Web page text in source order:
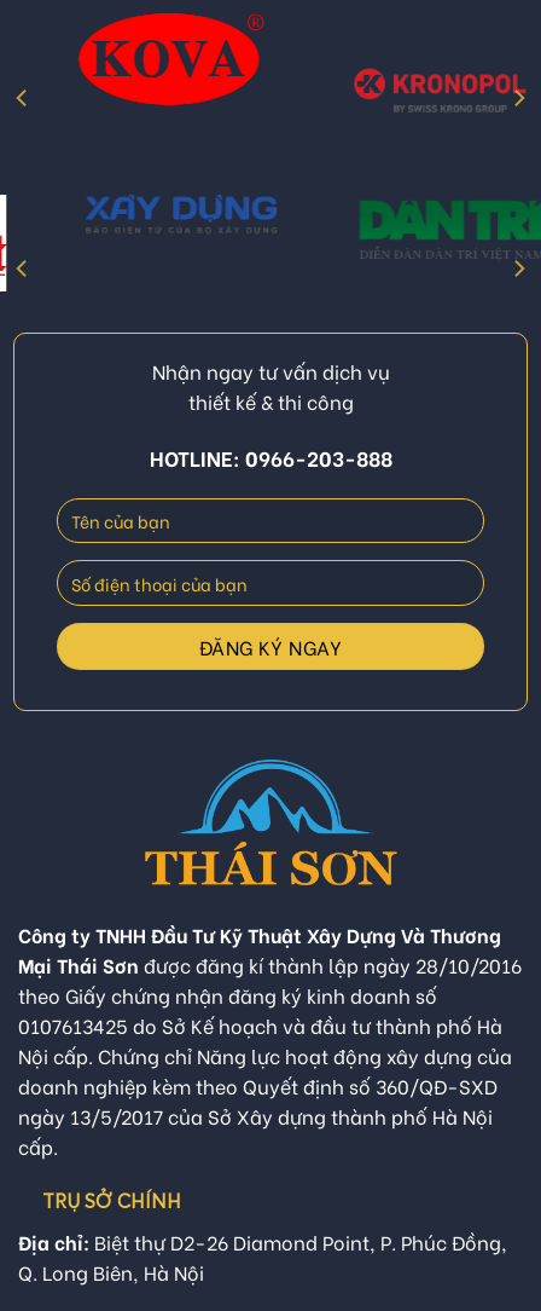
Nhận ngay tư vấn dịch vụ
thiết kế & thi công
HOTLINE: 0966-203-888
Công ty TNHH Đầu Tư Kỹ Thuật Xây Dựng Và Thương
Mại Thái Sơn được đăng kí thành lập ngày 28/10/2016
theo Giấy chứng nhận đăng ký kinh doanh số
0107613425 do Sở Kế hoạch và đầu tư thành phố Hà
Nội cấp. Chứng chỉ Năng lực hoạt động xây dựng của
doanh nghiệp kèm theo Quyết định số 360/QĐ-SXD
ngày 13/5/2017 của Sở Xây dựng thành phố Hà Nội
cấp.
TRỤ SỞ CHÍNH
Địa chỉ: Biệt thự D2-26 Diamond Point, P. Phúc Đồng,
Q. Long Biên, Hà Nội